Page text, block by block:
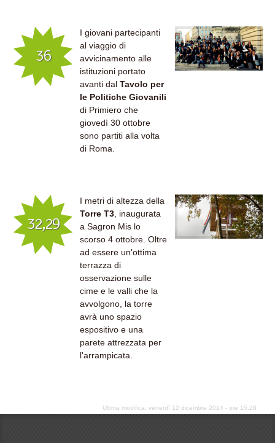
36
I giovani partecipanti
al viaggio di
avvicinamento alle
istituzioni portato
avanti dal Tavolo per
le Politiche Giovanili
di Primiero che
giovedì 30 ottobre
sono partiti alla volta
di Roma.
32,29
I metri di altezza della
Torre T3, inaugurata
a Sagron Mis lo
scorso 4 ottobre. Oltre
ad essere un'ottima
terrazza di
osservazione sulle
cime e le valli che la
avvolgono, la torre
avrà uno spazio
espositivo e una
parete attrezzata per
l'arrampicata.
Ultima modifica: venerdì 12 dicembre 2014 - ore 15:28